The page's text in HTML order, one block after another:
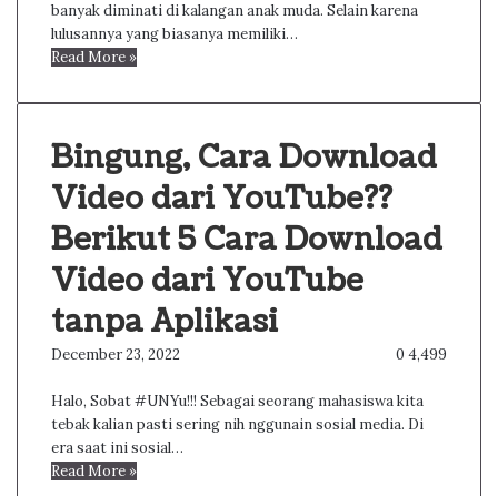
banyak diminati di kalangan anak muda. Selain karena
lulusannya yang biasanya memiliki…
Read More »
Bingung, Cara Download
Video dari YouTube??
Berikut 5 Cara Download
Video dari YouTube
tanpa Aplikasi
December 23, 2022 0 4,499
Halo, Sobat #UNYu!!! Sebagai seorang mahasiswa kita
tebak kalian pasti sering nih nggunain sosial media. Di
era saat ini sosial…
Read More »